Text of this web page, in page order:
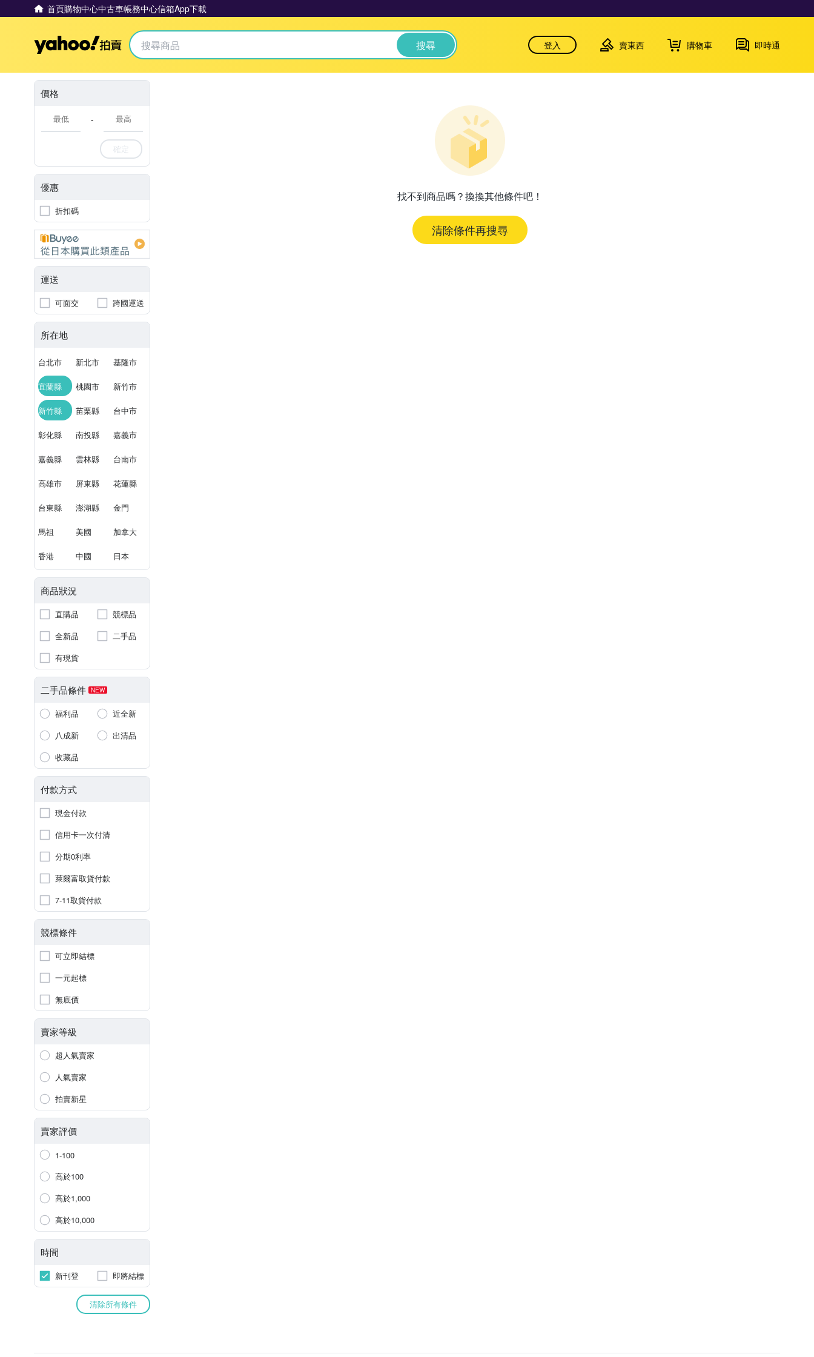
首頁購物中心中古車帳務中心信箱App下載
Yahoo拍賣 搜尋 登入 賣東西 購物車 即時通
價格
-
確定
優惠
折扣碼
運送
可面交 跨國運送
所在地
台北市 新北市 基隆市
宜蘭縣 桃園市 新竹市
新竹縣 苗栗縣 台中市
彰化縣 南投縣 嘉義市
嘉義縣 雲林縣 台南市
高雄市 屏東縣 花蓮縣
台東縣 澎湖縣 金門
馬祖 美國 加拿大
香港 中國 日本
商品狀況
直購品
競標品
全新品
二手品
有現貨
二手品條件 NEW
福利品
近全新
八成新
出清品
收藏品
付款方式
現金付款
信用卡一次付清
分期0利率
萊爾富取貨付款
7-11取貨付款
競標條件
可立即結標
一元起標
無底價
賣家等級
超人氣賣家
人氣賣家
拍賣新星
賣家評價
1-100
高於100
高於1,000
高於10,000
時間
新刊登 即將結標
清除所有條件
找不到商品嗎？換換其他條件吧！
清除條件再搜尋